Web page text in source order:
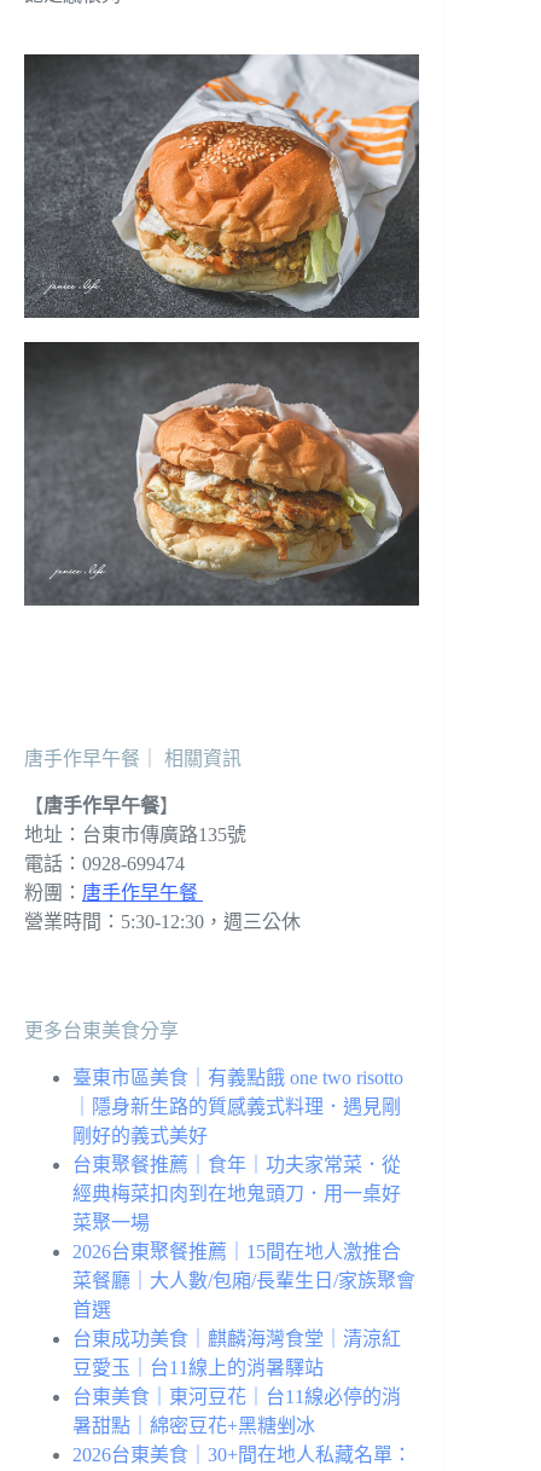
唐手作早午餐｜ 相關資訊
【唐手作早午餐】
地址：台東市傳廣路135號
電話：0928-699474
粉團： 唐手作早午餐
營業時間：5:30-12:30，週三公休
更多台東美食分享
臺東市區美食｜有義點餓 one two risotto
｜隱身新生路的質感義式料理．遇見剛
剛好的義式美好
台東聚餐推薦｜食年｜功夫家常菜．從
經典梅菜扣肉到在地鬼頭刀．用一桌好
菜聚一場
2026台東聚餐推薦｜15間在地人激推合
菜餐廳｜大人數/包廂/長輩生日/家族聚會
首選
台東成功美食｜麒麟海灣食堂｜清涼紅
豆愛玉｜台11線上的消暑驛站
台東美食｜東河豆花｜台11線必停的消
暑甜點｜綿密豆花+黑糖剉冰
2026台東美食｜30+間在地人私藏名單：